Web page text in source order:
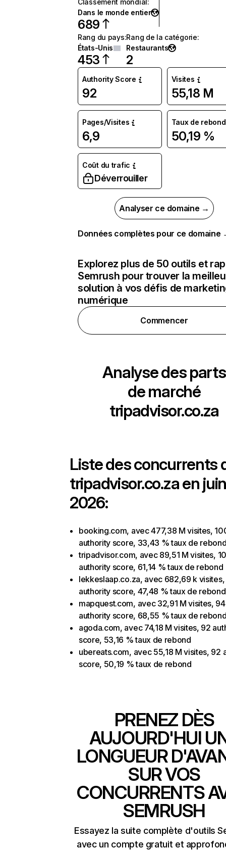
Classement mondial :
Dans le monde entier
689
Rang du pays:
États-Unis
453
Rang de la catégorie:
Restaurants
2
Authority Score
92
Visites
55,18 M
Pages/Visites
6,9
Taux de rebond
50,19 %
Coût du trafic
Déverrouiller
Analyser ce domaine →
Données complètes pour ce domaine
Explorez plus de 50 outils et
Semrush pour trouver la
solution à vos défis de
numérique
Commencer
Analyse des parts
de marché
tripadvisor.co.za
Liste des concurrents
tripadvisor.co.za en juin
2026:
booking.com, avec 477,38 M visites,
authority score, 33,43 % taux de
tripadvisor.com, avec 89,51 M visites,
authority score, 61,14 % taux de rebond
lekkeslaap.co.za, avec 682,69 k
authority score, 47,48 % taux de rebond
mapquest.com, avec 32,91 M visites, 94
authority score, 68,55 % taux de
agoda.com, avec 74,18 M visites, 92
score, 53,16 % taux de rebond
ubereats.com, avec 55,18 M visites, 92
score, 50,19 % taux de rebond
PRENEZ DÈS
AUJOURD'HUI
LONGUEUR
SUR VOS
CONCURRENTS
SEMRUSH
Essayez la suite complète d'outils
avec un compte gratuit et